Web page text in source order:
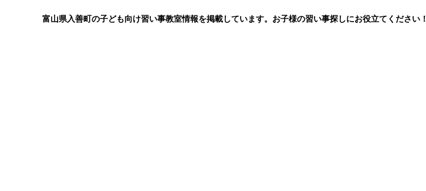
富山県入善町の子ども向け習い事教室情報を掲載しています。お子様の習い事探しにお役立てください！